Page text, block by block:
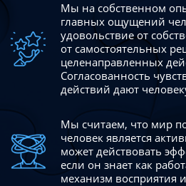
Мы на собственном
главных ощущений
удовольствие от
от самостоятельных
целенаправленных
Согласованность
действий дают
Мы считаем, что мир
человек является
может действовать
если он знает как
механизм восприятия